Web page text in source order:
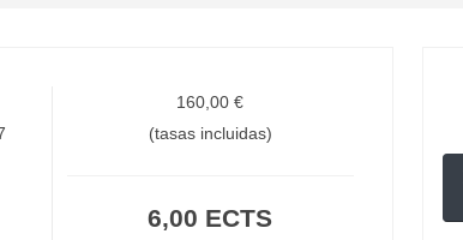
160,00 €
(tasas incluidas)
6,00 ECTS